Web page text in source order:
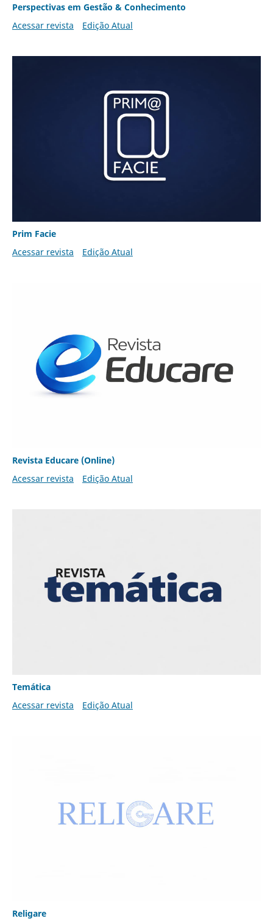
Perspectivas em Gestão & Conhecimento
Acessar revista
Edição Atual
Prim Facie
Acessar revista
Edição Atual
Revista Educare (Online)
Acessar revista
Edição Atual
Temática
Acessar revista
Edição Atual
Religare